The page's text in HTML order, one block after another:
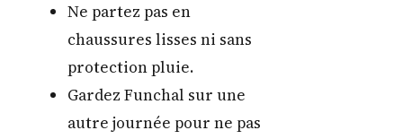
Ne partez pas en
chaussures lisses ni sans
protection pluie.
Gardez Funchal sur une
autre journée pour ne pas